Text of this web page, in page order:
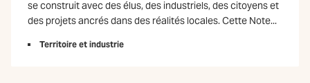
se construit avec des élus, des industriels, des citoyens et
des projets ancrés dans des réalités locales. Cette Note...
Territoire et industrie